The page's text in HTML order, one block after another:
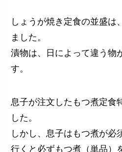
しょうが焼き定食の並盛は
ました。
漬物は、日によって違う物
す。
息子が注文したもつ煮定食
した。
しかし、息子はもつ煮が必
行くと必ずもつ煮（単品）